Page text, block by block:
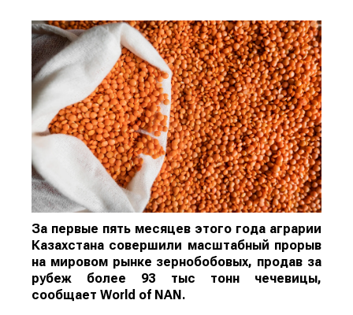
За первые пять месяцев этого года аграрии
Казахстана совершили масштабный прорыв
на мировом рынке зернобобовых, продав за
рубеж более 93 тыс тонн чечевицы,
сообщает World of NAN .